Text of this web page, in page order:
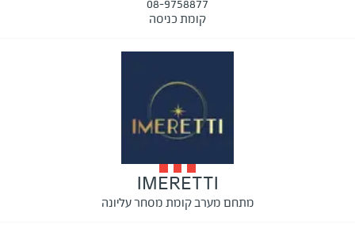
08-9758877
קומת כניסה
IMERETTI
מתחם מערב קומת מסחר עליונה